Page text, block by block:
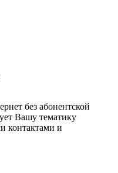
без абонентской
Вашу тематику
контактами и